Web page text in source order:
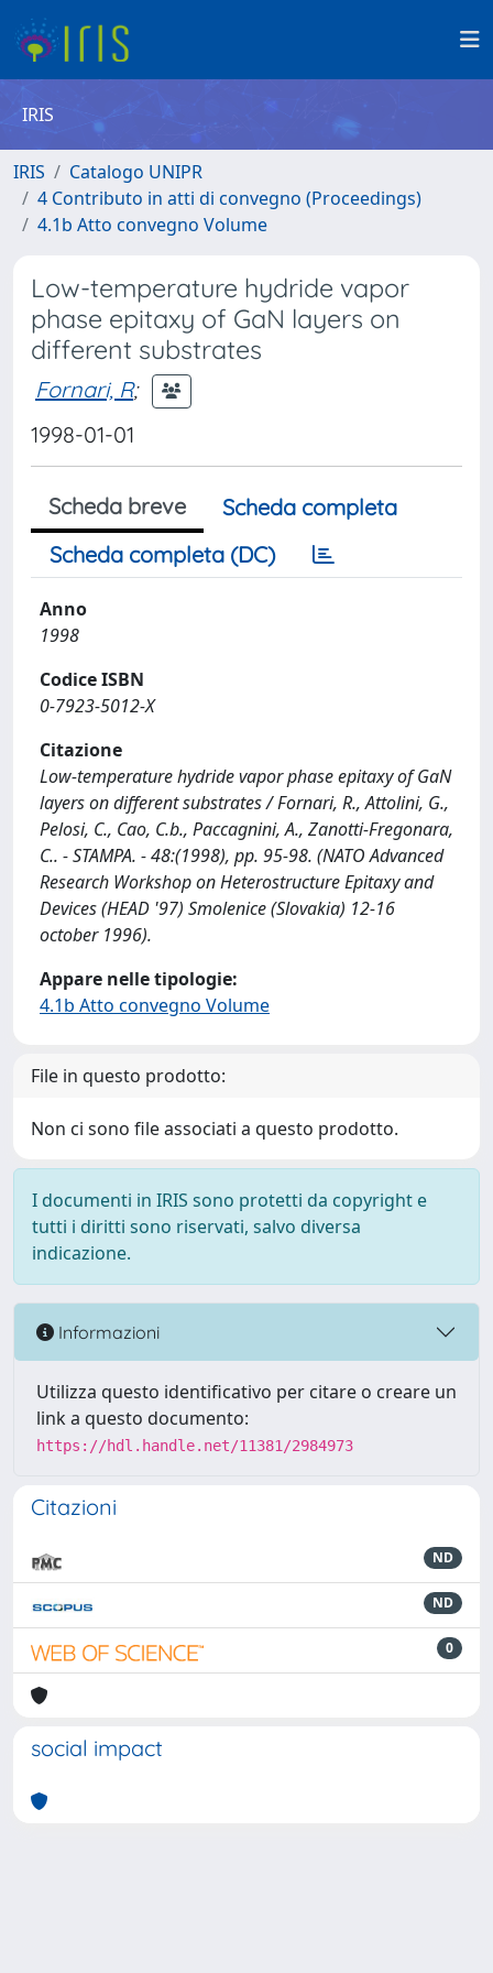
IRIS
IRIS
Catalogo UNIPR
4 Contributo in atti di convegno (Proceedings)
4.1b Atto convegno Volume
Low-temperature hydride vapor
phase epitaxy of GaN layers on
different substrates
Fornari, R;
1998-01-01
Scheda breve
Scheda completa
Scheda completa (DC)
Anno
1998
Codice ISBN
0-7923-5012-X
Citazione
Low-temperature hydride vapor phase epitaxy of GaN
layers on different substrates / Fornari, R., Attolini, G.,
Pelosi, C., Cao, C.b., Paccagnini, A., Zanotti-Fregonara,
C.. - STAMPA. - 48:(1998), pp. 95-98. (NATO Advanced
Research Workshop on Heterostructure Epitaxy and
Devices (HEAD '97) Smolenice (Slovakia) 12-16
october 1996).
Appare nelle tipologie:
4.1b Atto convegno Volume
File in questo prodotto:
Non ci sono file associati a questo prodotto.
I documenti in IRIS sono protetti da copyright e
tutti i diritti sono riservati, salvo diversa
indicazione.
Informazioni
Utilizza questo identificativo per citare o creare un
link a questo documento:
https://hdl.handle.net/11381/2984973
Citazioni
ND
ND
0
social impact